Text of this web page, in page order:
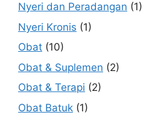
Nyeri dan Peradangan (1)
Nyeri Kronis (1)
Obat (10)
Obat & Suplemen (2)
Obat & Terapi (2)
Obat Batuk (1)